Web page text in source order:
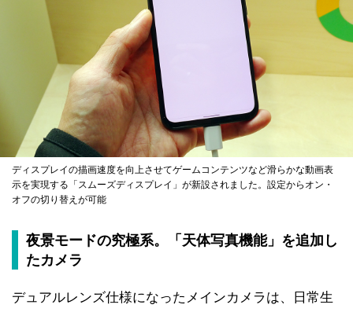
ディスプレイの描画速度を向上させてゲームコンテンツなど滑らかな動画表
示を実現する「スムーズディスプレイ」が新設されました。設定からオン・
オフの切り替えが可能
夜景モードの究極系。「天体写真機能」を追加し
たカメラ
デュアルレンズ仕様になったメインカメラは、日常生